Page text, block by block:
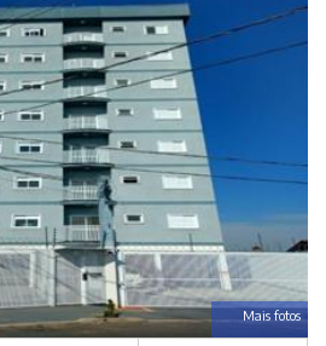
Mais fotos